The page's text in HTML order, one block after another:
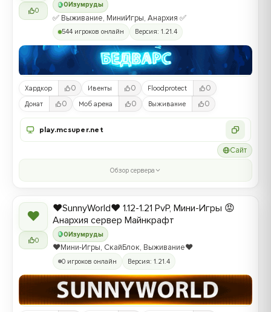
0
0 Изумруды
✅ Выживание, МиниИгры, Анархия ✅
544 игроков онлайн Версия: 1.21.4
Хардкор 0 Ивенты 0 Floodprotect 0
Донат 0 Моб арена 0 Выживание 0
play.mcsuper.net
Сайт
Обзор сервера
❤
0
0Изумруды
❤️SunnyWorld❤️ 1.12-1.21 PvP, Мини-Игры 😡
Анархия сервер Майнкрафт
❤️Мини-Игры, СкайБлок, Выживание❤️
0 игроков онлайн Версия: 1.21.4